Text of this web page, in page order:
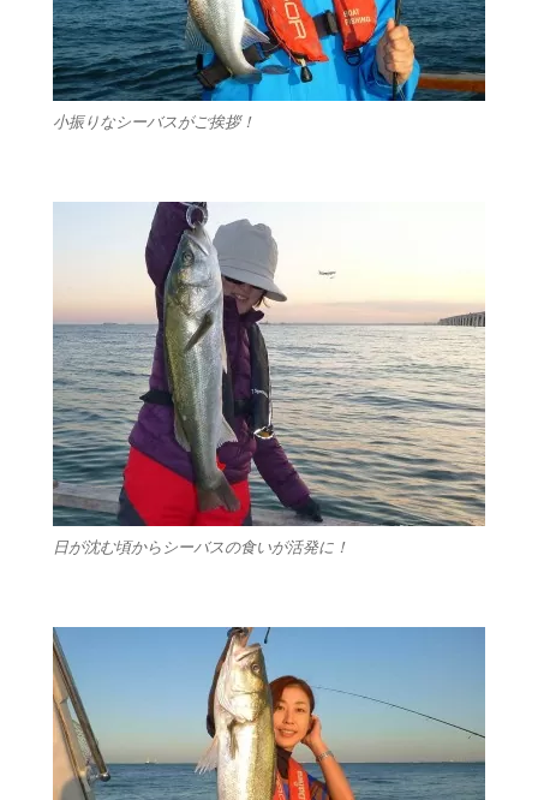
小振りなシーバスがご挨拶！
日が沈む頃からシーバスの食いが活発に！